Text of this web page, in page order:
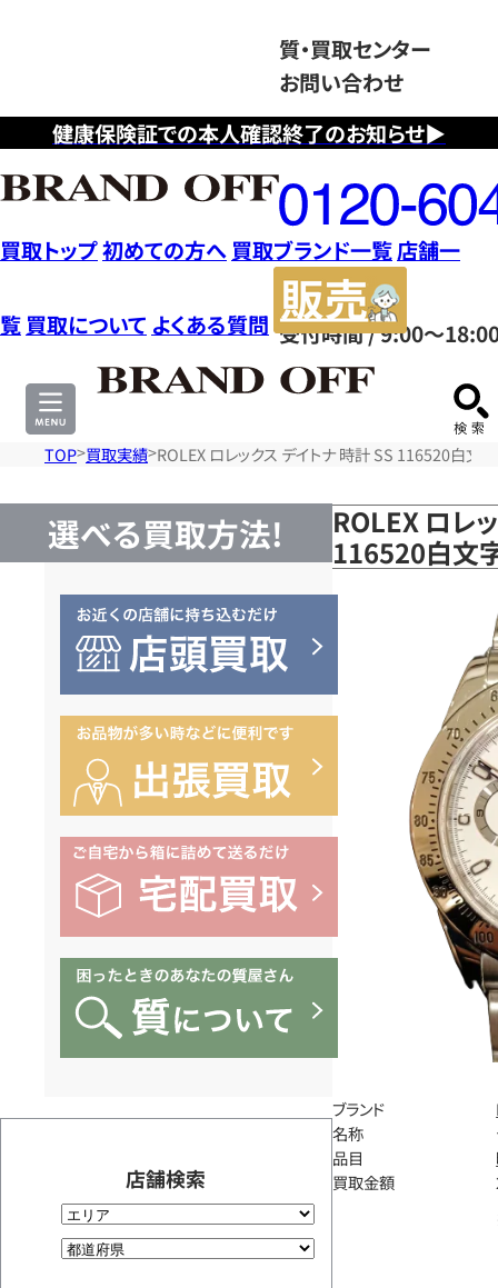
健康保険証での本人確認終了のお知らせ▶
質・買取センター
お問い合わせ
フ
リ
ー
ダ
イ
ヤ
ル
0120604117
受付時間 / 9:00～
買取トップ初めての方へ 買取ブランド一覧店舗一
覧 買取について よくある質問
サ
TOP 買取実績 ROLEX ロレックス デイトナ 時計 SS 116520白文
選べる買取方法!
店舗検索
ROLEX ロレ
116520白文
ブランド
名称
品目
買取金額